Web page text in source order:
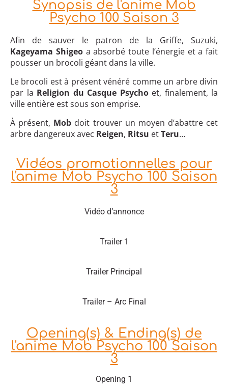
Synopsis de l'anime Mob
Psycho 100 Saison 3
Afin de sauver le patron de la Griffe, Suzuki,
Kageyama Shigeoa absorbé toute l’énergie et a fait
pousser un brocoli géant dans la ville.
Le brocoli est à présent vénéré comme un arbre divin
par la Religion du Casque Psychoet, finalement, la
ville entière est sous son emprise.
À présent, Mob doit trouver un moyen d’abattre cet
arbre dangereux avec Reigen, Ritsu etTeru…
Vidéos promotionnelles pour
l'anime Mob Psycho 100 Saison
3
Vidéo d’annonce
Trailer 1
Trailer Principal
Trailer – Arc Final
Opening(s) & Ending(s) de
l'anime Mob Psycho 100 Saison
3
Opening 1